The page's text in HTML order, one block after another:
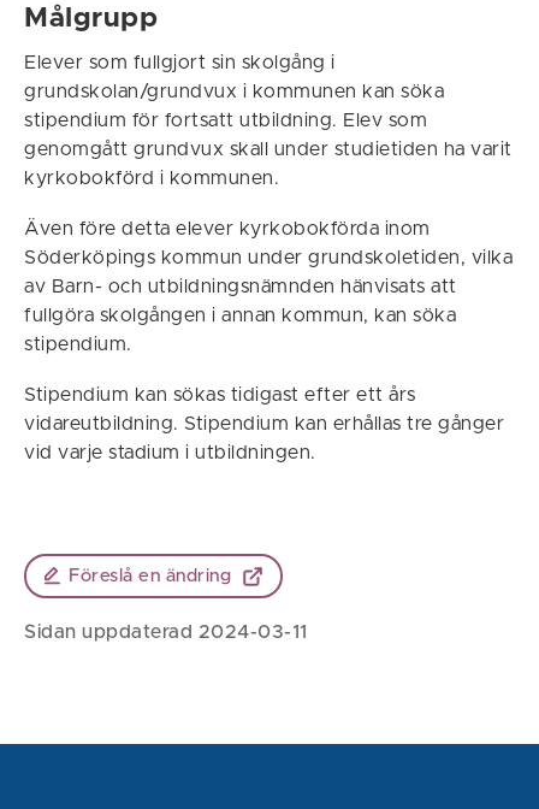
Målgrupp
Elever som fullgjort sin skolgång i
grundskolan/grundvux i kommunen kan söka
stipendium för fortsatt utbildning. Elev som
genomgått grundvux skall under studietiden ha varit
kyrkobokförd i kommunen.
Även före detta elever kyrkobokförda inom
Söderköpings kommun under grundskoletiden, vilka
av Barn- och utbildningsnämnden hänvisats att
fullgöra skolgången i annan kommun, kan söka
stipendium.
Stipendium kan sökas tidigast efter ett års
vidareutbildning. Stipendium kan erhållas tre gånger
vid varje stadium i utbildningen.
Föreslå en ändring
Sidan uppdaterad 2024-03-11